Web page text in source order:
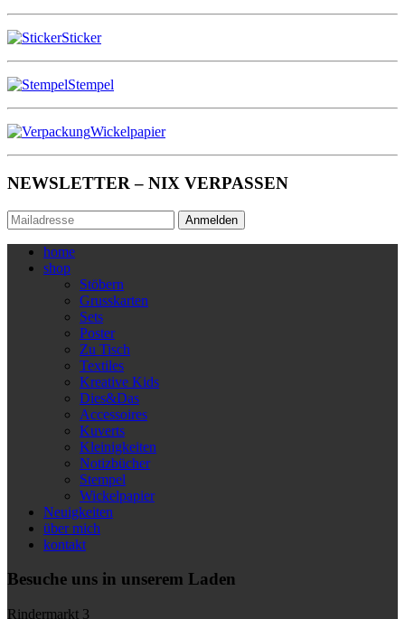
Sticker
Stempel
Wickelpapier
NEWSLETTER – NIX VERPASSEN
Anmelden
home
shop
Stöbern
Grusskarten
Sets
Poster
Zu Tisch
Textiles
Kreative Kids
Dies&Das
Accessoires
Kuverts
Kleinigkeiten
Notizbücher
Stempel
Wickelpapier
Neuigkeiten
über mich
kontakt
Besuche uns in unserem Laden
Rindermarkt 3